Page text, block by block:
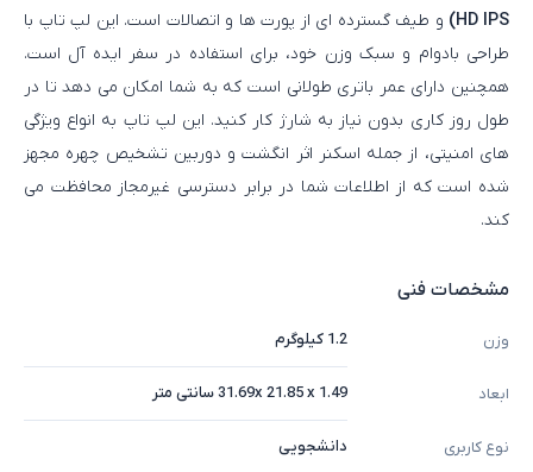
HD IPS)
و طیف گسترده ای از پورت ها و اتصالات است. این لپ تاپ با
طراحی بادوام و سبک وزن خود، برای استفاده در سفر ایده آل است.
همچنین دارای عمر باتری طولانی است که به شما امکان می دهد تا در
طول روز کاری بدون نیاز به شارژ کار کنید. این لپ تاپ به انواع ویژگی
های امنیتی، از جمله اسکنر اثر انگشت و دوربین تشخیص چهره مجهز
شده است که از اطلاعات شما در برابر دسترسی غیرمجاز محافظت می
کند.
مشخصات فنی
وزن 1.2 کیلوگرم
ابعاد 31.69x 21.85 x 1.49 سانتی متر
نوع کاربری دانشجویی